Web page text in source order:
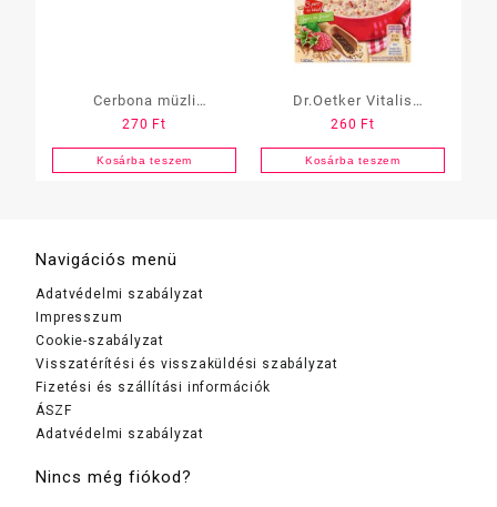
Cerbona müzli
gluténmentes 35g
Gyümölcsös-magvas
270 Ft
Kosárba teszem
Dr.Oetker Vitalis
Zabkása 53g
Málnás+Chia
260 Ft
Kosárba teszem
Navigációs menü
Adatvédelmi szabályzat
Impresszum
Cookie-szabályzat
Visszatérítési és visszaküldési szabályzat
Fizetési és szállítási információk
ÁSZF
Adatvédelmi szabályzat
Nincs még fiókod?